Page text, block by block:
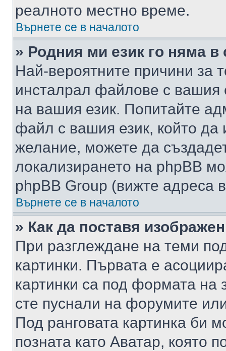
реалното местно време.
Върнете се в началото
» Родния ми език го няма в
Най-вероятните причини за
инсталрал файлове с вашия
на вашия език. Попитайте
файл с вашия език, който да
желание, можете да
локализирането на phpBB
phpBB Group (вижте адреса
Върнете се в началото
» Как да поставя
При разглеждане на теми
картинки. Първата е
картинки са под формата на
сте пуснали на форумите
Под ранговата картинка би
позната като Аватар, която